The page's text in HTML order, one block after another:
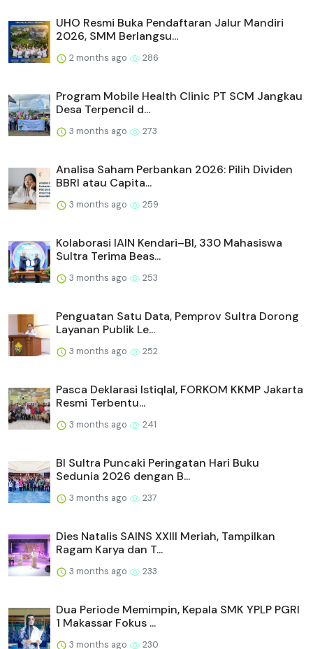
UHO Resmi Buka Pendaftaran Jalur Mandiri
2026, SMM Berlangsu...
2 months ago 286
Program Mobile Health Clinic PT SCM Jangkau
Desa Terpencil d...
3 months ago 273
Analisa Saham Perbankan 2026: Pilih Dividen
BBRI atau Capita...
3 months ago 259
Kolaborasi IAIN Kendari–BI, 330 Mahasiswa
Sultra Terima Beas...
3 months ago 253
Penguatan Satu Data, Pemprov Sultra Dorong
Layanan Publik Le...
3 months ago 252
Pasca Deklarasi Istiqlal, FORKOM KKMP Jakarta
Resmi Terbentu...
3 months ago 241
BI Sultra Puncaki Peringatan Hari Buku
Sedunia 2026 dengan B...
3 months ago 237
Dies Natalis SAINS XXIII Meriah, Tampilkan
Ragam Karya dan T...
3 months ago 233
Dua Periode Memimpin, Kepala SMK YPLP PGRI
1 Makassar Fokus ...
3 months ago 230